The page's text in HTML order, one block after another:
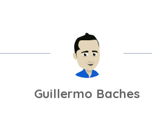
Guillermo Baches